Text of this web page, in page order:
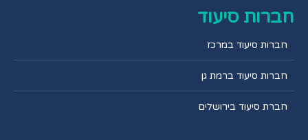
חברות סיעוד
חברות סיעוד במרכז
חברות סיעוד ברמת גן
חברת סיעוד בירושלים